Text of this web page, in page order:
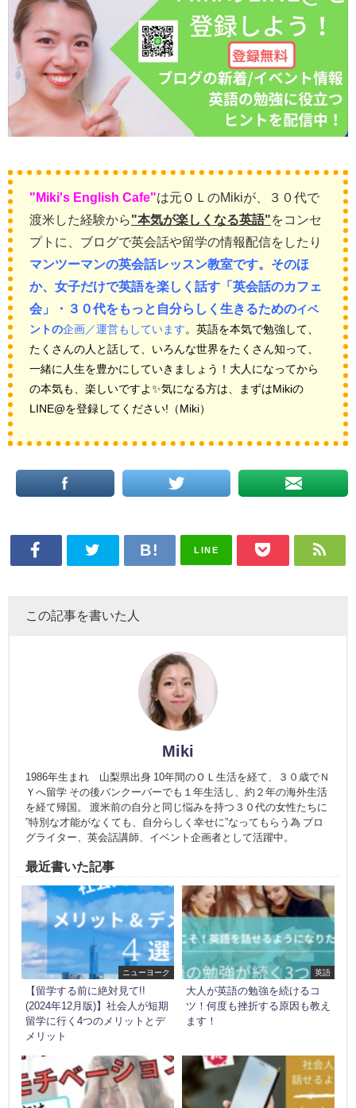
"Miki's English Cafe"は元ＯＬのMikiが、
３０代で
渡米した経験から"本気が楽しくなる英語"をコンセ
プトに、 ブログで英会話や留学の情報配信をしたり
マンツーマンの英会話レッスン教室です。そのほ
か、女子だけで英語を楽しく話す「英会話のカフェ
会」・３０代をもっと自分らしく生きるためのイベ
ントの企画／運営もしています 。英語を本気で勉強して、
たくさんの人と話して、いろんな世界をたくさん知って、
一緒に人生を豊かにしていきましょう！大人になってから
の本気も、楽しいですよ✨気になる方は、まずはMikiの
LINE@を登録してください! （Miki）
LINE
この記事を書いた人
Miki
1986年生まれ 山梨県出身 10年間のＯＬ生活を経て、３０歳でＮ
Ｙへ留学 その後バンクーバーでも１年生活し、約２年の海外生活
を経て帰国。 渡米前の自分と同じ悩みを持つ３０代の女性たちに
”特別な才能がなくても、自分らしく幸せに”なってもらう為 ブロ
グライター、英会話講師、イベント企画者として活躍中。
最近書いた記事
ニューヨーク
【留学する前に絶対見て!!
(2024年12月版)】社会人が短期
留学に行く4つのメリットとデ
メリット
英語
大人が英語の勉強を続けるコ
ツ！何度も挫折する原因も教え
ます！